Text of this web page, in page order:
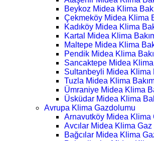
Beykoz Midea Klima
Çekmeköy Midea Klima
Kadıköy Midea Klima
Kartal Midea Klima
Maltepe Midea Klima
Pendik Midea Klima
Sancaktepe Midea Klima
Sultanbeyli Midea Klima
Tuzla Midea Klima
Ümraniye Midea Klima
Üsküdar Midea Klima
Avrupa Klima Gazdolumu
Arnavutköy Midea Klima
Avcılar Midea Klima
Bağcılar Midea Klima